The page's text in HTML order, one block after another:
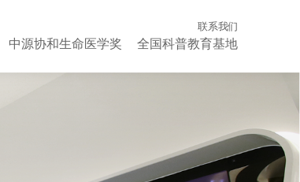
中源协和生命医学奖 全国科普教育基地
联系我们